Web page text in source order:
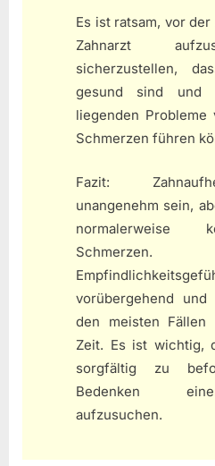
Es ist ratsam, vor
Zahnarzt
sicherzustellen,
gesund sind und
liegenden
Schmerzen führen
Fazit:
unangenehm sein,
normalerweise
vorübergehend
den meisten Fällen
Zeit. Es ist wichtig,
sorgfältig zu
Bedenken
aufzusuchen.